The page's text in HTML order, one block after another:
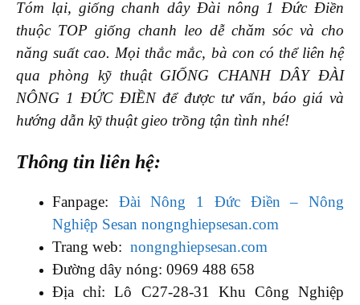
Tóm lại, giống chanh dây Đài nông 1 Đức Điền
thuộc TOP giống chanh leo dễ chăm sóc và cho
năng suất cao. Mọi thắc mắc, bà con có thể liên hệ
qua phòng kỹ thuật GIỐNG CHANH DÂY ĐÀI
NÔNG 1 ĐỨC ĐIỀN để được tư vấn, báo giá và
hướng dẫn kỹ thuật gieo trồng tận tình nhé!
Thông tin liên hệ:
Fanpage: Đài Nông 1 Đức Điền – Nông
Nghiệp Sesan nongnghiepsesan.com
Trang web: nongnghiepsesan.com
Đường dây nóng: 0969 488 658
Địa chỉ: Lô C27-28-31 Khu Công Nghiệp